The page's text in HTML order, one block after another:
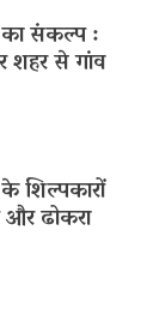
का संकल्प :
शहर से गांव
शिल्पकारों
ढोकरा